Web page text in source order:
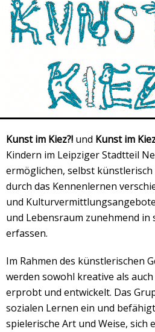
Team
Kontakt und
Räume
#4696 (no
Presse/
Kunst im Kiez?! und Kunst im
Kindern im Leipziger Stadtteil
ermöglichen, selbst
durch das Kennenlernen
und
und Lebensraum zunehmend in
erfassen.
Im Rahmen des künstlerischen
werden sowohl kreative als
erprobt und entwickelt. Das
sozialen Lernen ein und
spielerische Art und Weise,